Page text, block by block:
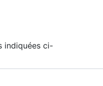
indiquées ci-